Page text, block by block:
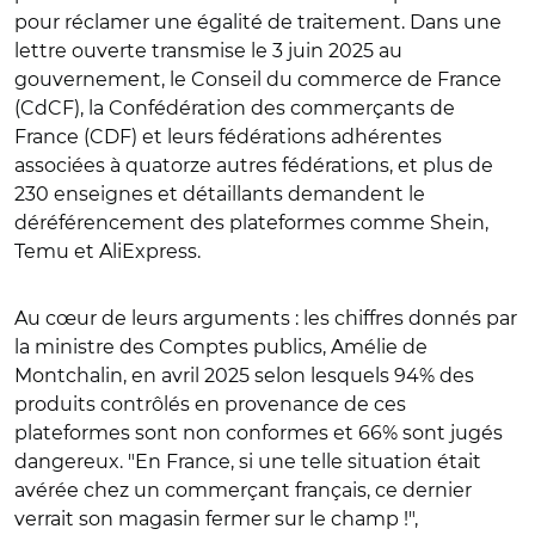
pour réclamer une égalité de traitement. Dans une
lettre ouverte transmise le 3 juin 2025 au
gouvernement, le Conseil du commerce de France
(CdCF), la Confédération des commerçants de
France (CDF) et leurs fédérations adhérentes
associées à quatorze autres fédérations, et plus de
230 enseignes et détaillants demandent le
déréférencement des plateformes comme Shein,
Temu et AliExpress.
Au cœur de leurs arguments : les chiffres donnés par
la ministre des Comptes publics, Amélie de
Montchalin, en avril 2025 selon lesquels 94% des
produits contrôlés en provenance de ces
plateformes sont non conformes et 66% sont jugés
dangereux. "En France, si une telle situation était
avérée chez un commerçant français, ce dernier
verrait son magasin fermer sur le champ !",